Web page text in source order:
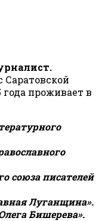
Саратовской
года проживает в
союза писателей
Луганщина».
Бишерева».